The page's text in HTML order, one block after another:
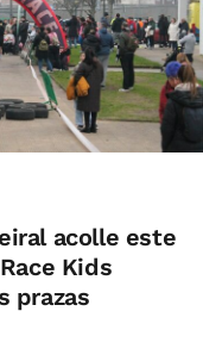
acolle este
Kids
prazas